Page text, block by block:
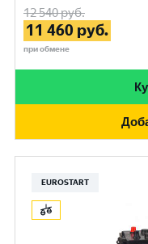
12 540руб.
11 460 руб.
при обмене
EUROSTART